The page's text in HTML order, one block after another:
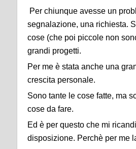
Per chiunque avesse un
segnalazione, una richiesta.
cose (che poi piccole non
grandi progetti.
Per me è stata anche una
crescita personale.
Sono tante le cose fatte, ma
cose da fare.
Ed è per questo che mi
disposizione. Perchè per me